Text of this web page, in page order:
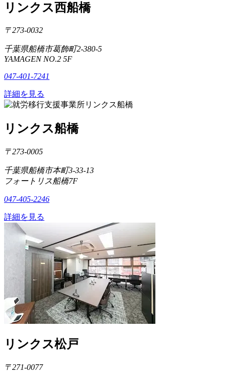
リンクス西船橋
〒273-0032
千葉県船橋市葛飾町2-380-5
YAMAGEN NO.2 5F
047-401-7241
詳細を見る
リンクス船橋
〒273-0005
千葉県船橋市本町3-33-13
フォートリス船橋7F
047-405-2246
詳細を見る
リンクス松戸
〒271-0077